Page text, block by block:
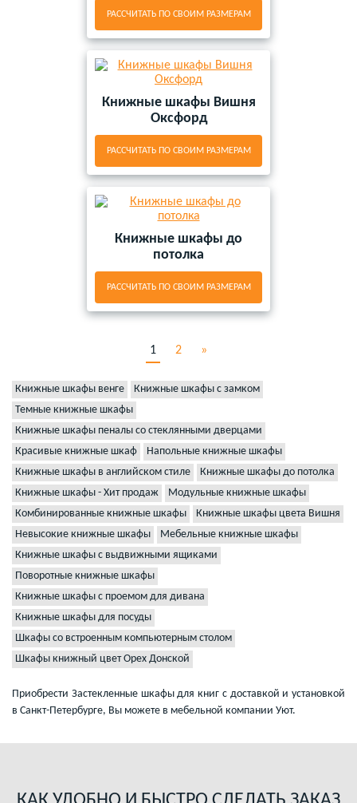
РАССЧИТАТЬ ПО СВОИМ РАЗМЕРАМ
Книжные шкафы Вишня
Оксфорд
РАССЧИТАТЬ ПО СВОИМ РАЗМЕРАМ
Книжные шкафы до
потолка
РАССЧИТАТЬ ПО СВОИМ РАЗМЕРАМ
1 2 »
Книжные шкафы венге
Книжные шкафы с замком
Темные книжные шкафы
Книжные шкафы пеналы со стеклянными дверцами
Красивые книжные шкаф
Напольные книжные шкафы
Книжные шкафы в английском стиле
Книжные шкафы до потолка
Книжные шкафы - Хит продаж
Модульные книжные шкафы
Комбинированные книжные шкафы
Книжные шкафы цвета Вишня
Невысокие книжные шкафы
Мебельные книжные шкафы
Книжные шкафы с выдвижными ящиками
Поворотные книжные шкафы
Книжные шкафы с проемом для дивана
Книжные шкафы для посуды
Шкафы со встроенным компьютерным столом
Шкафы книжный цвет Орех Донской
Приобрести Застекленные шкафы для книг с доставкой и установкой
в Санкт-Петербурге, Вы можете в мебельной компании Уют.